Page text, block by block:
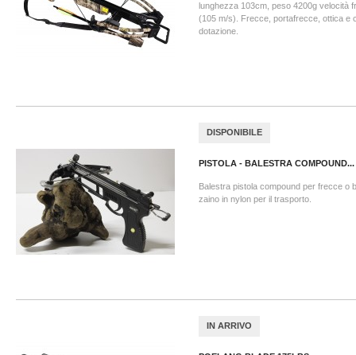
lunghezza 103cm, peso 4200g velocità
(105 m/s). Frecce, portafrecce, ottica e
dotazione.
DISPONIBILE
PISTOLA - BALESTRA COMPOUND...
Balestra pistola compound per frecce o
zaino in nylon per il trasporto.
IN ARRIVO